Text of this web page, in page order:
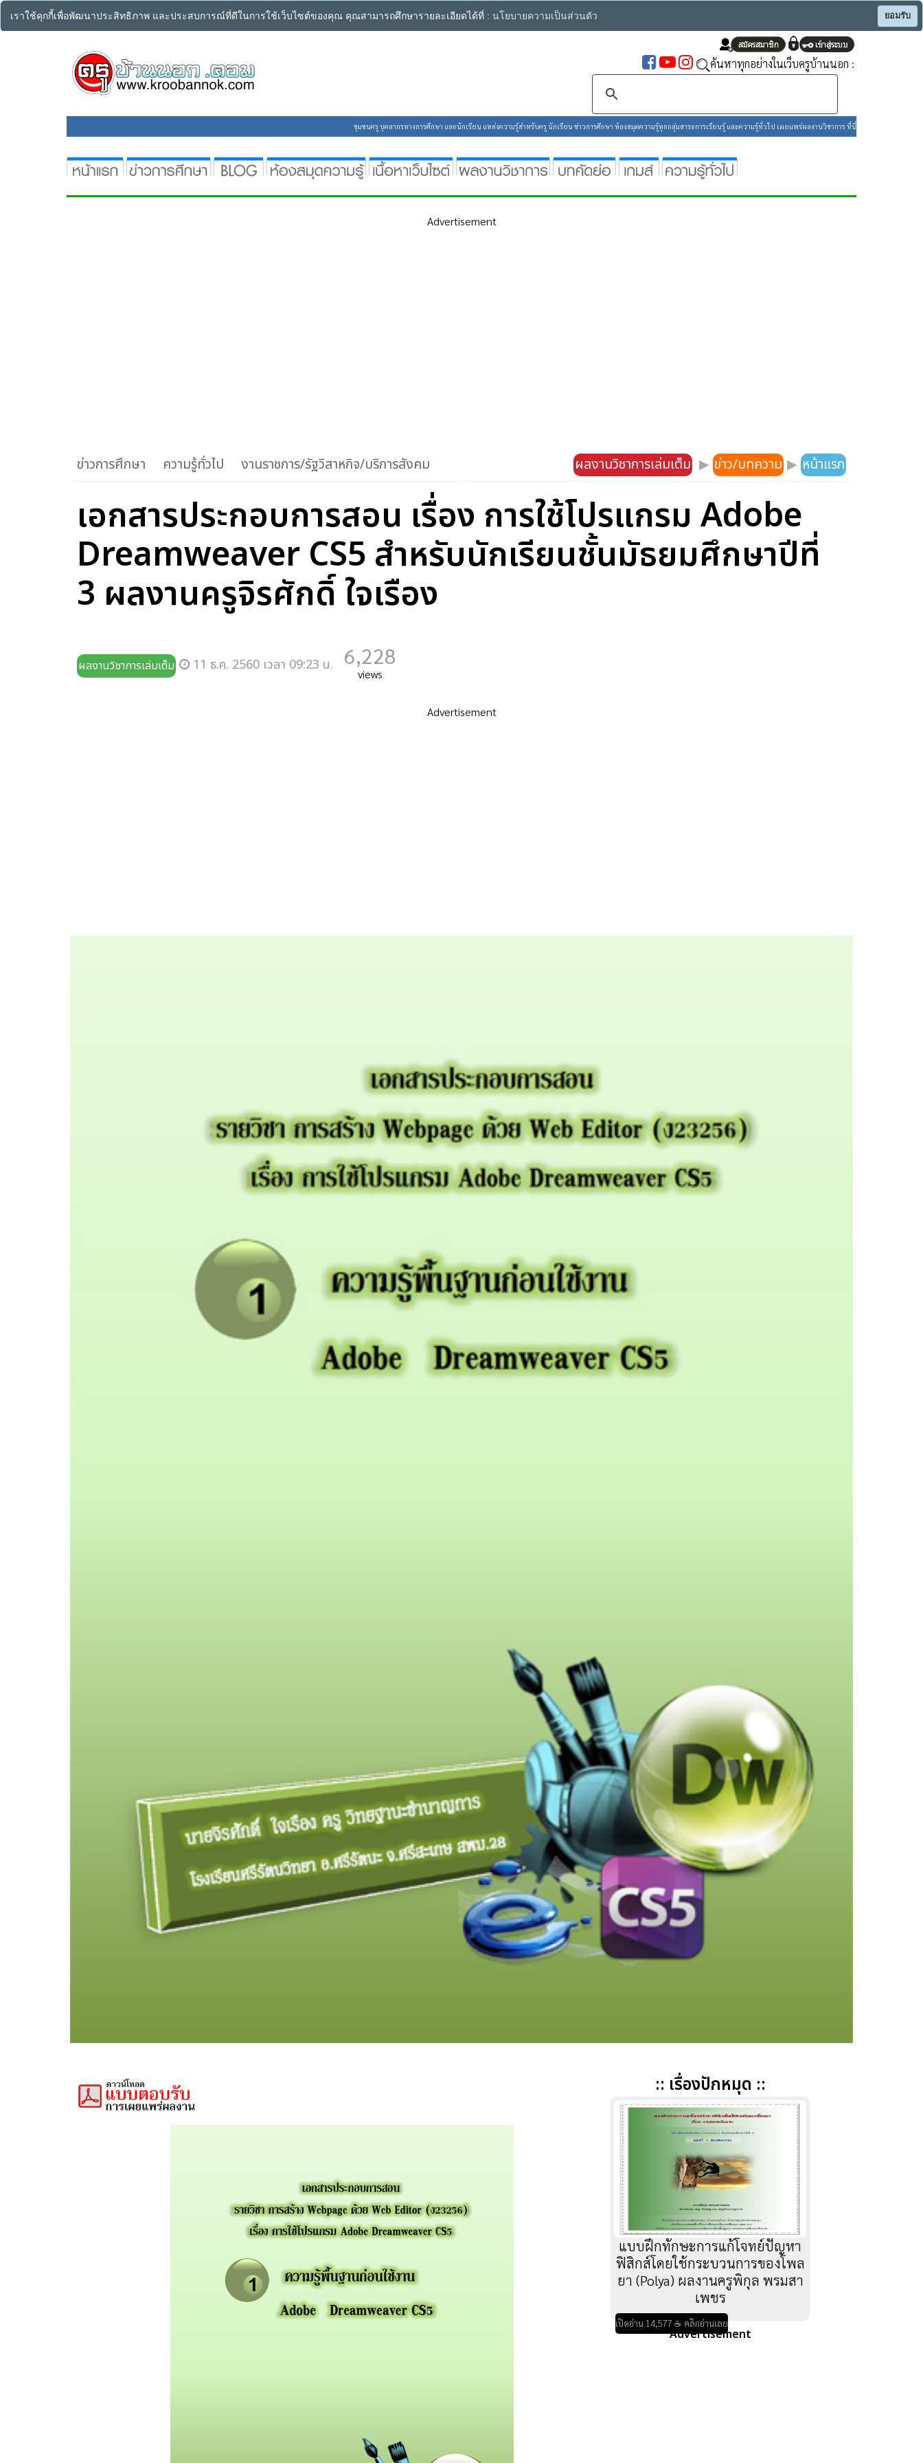
เราใช้คุกกี้เพื่อพัฒนาประสิทธิภาพ และประสบการณ์ที่ดีในการใช้เว็บไซต์ของคุณ คุณสามารถศึกษารายละเอียดได้ที่ : นโยบายความเป็นส่วนตัว ยอมรับ
ค้นหาทุกอย่างในเว็บครูบ้านนอก :
ชุมชนครู บุคลากรทางการศึกษา และนักเรียน แหล่งความรู้สำหรับครู นักเรียน ข่าวการศึกษา ห้องสมุดความรู้ทุกกลุ่มสาระการเรียนรู้ และความรู้ทั่วไป เผยแพร่ผลงานวิชาการ ที่นี่
Advertisement
ข่าวการศึกษา ความรู้ทั่วไป งานราชการ/รัฐวิสาหกิจ/บริการสังคม ผลงานวิชาการเล่มเต็ม ▶ ข่าว/บทความ ▶ หน้าแรก
เอกสารประกอบการสอน เรื่อง การใช้โปรแกรม Adobe
Dreamweaver CS5 สำหรับนักเรียนชั้นมัธยมศึกษาปีที่
3 ผลงานครูจิรศักดิ์ ใจเรือง
ผลงานวิชาการเล่มเต็ม 11 ธ.ค. 2560 เวลา 09:23 น. 6,228
views
Advertisement
:: เรื่องปักหมุด ::
แบบฝึกทักษะการแก้โจทย์ปัญหา
ฟิสิกส์โดยใช้กระบวนการของโพล
ยา (Polya) ผลงานครูพิกุล พรมสา
เพชร
เปิดอ่าน 14,577 ☕ คลิกอ่านเลย
Advertisement